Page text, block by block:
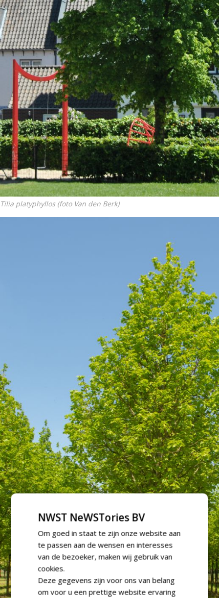
Tilia platyphyllos (foto Van den Berk)
NWST NeWSTories BV
Om goed in staat te zijn onze website aan
te passen aan de wensen en interesses
van de bezoeker, maken wij gebruik van
cookies.
Deze gegevens zijn voor ons van belang
om voor u een prettige website ervaring